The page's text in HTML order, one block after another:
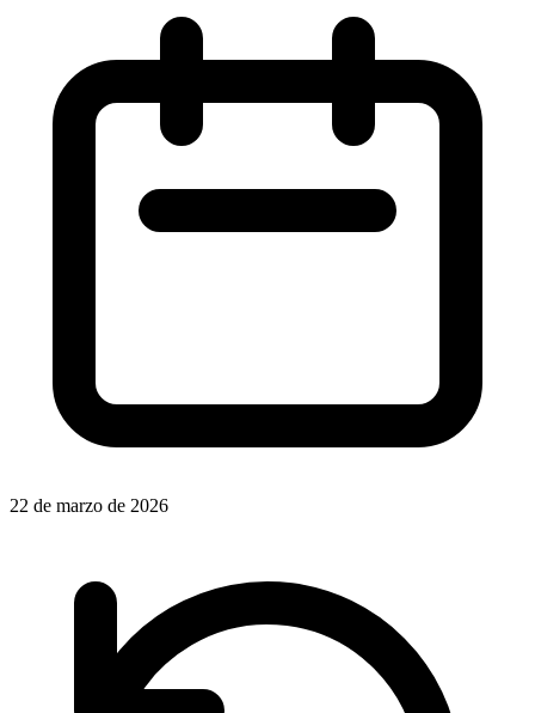
22 de marzo de 2026